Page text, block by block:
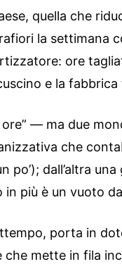
quella che
la settimana
ore
e la
— ma due
che
po’); dall’altra
in più è un vuoto
porta in
mette in fila